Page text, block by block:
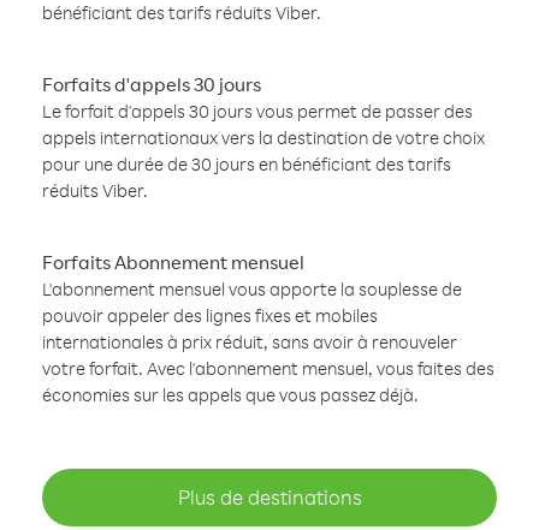
bénéficiant des tarifs réduits Viber.
Forfaits d'appels 30 jours
Le forfait d'appels 30 jours vous permet de passer des
appels internationaux vers la destination de votre choix
pour une durée de 30 jours en bénéficiant des tarifs
réduits Viber.
Forfaits Abonnement mensuel
L'abonnement mensuel vous apporte la souplesse de
pouvoir appeler des lignes fixes et mobiles
internationales à prix réduit, sans avoir à renouveler
votre forfait. Avec l'abonnement mensuel, vous faites des
économies sur les appels que vous passez déjà.
Plus de destinations